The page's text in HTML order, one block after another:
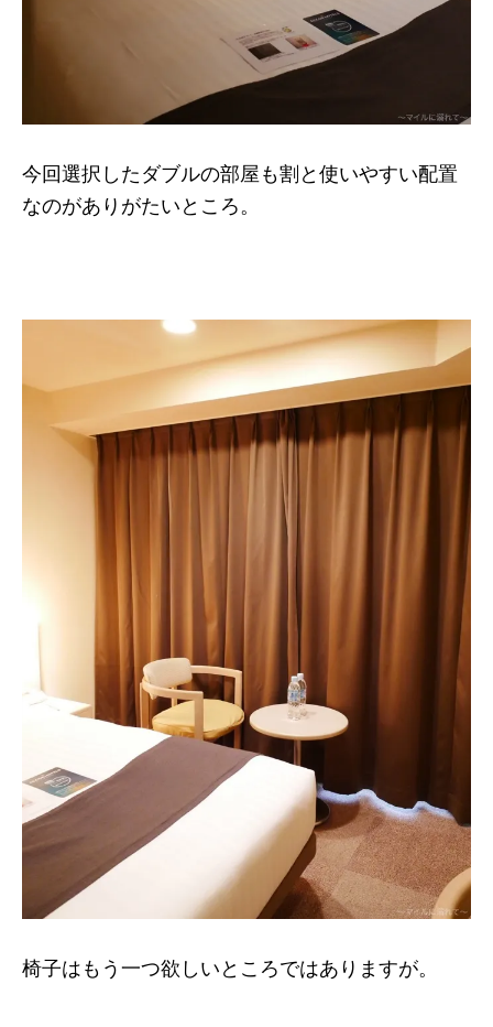
今回選択したダブルの部屋も割と使いやすい配置
なのがありがたいところ。
椅子はもう一つ欲しいところではありますが。